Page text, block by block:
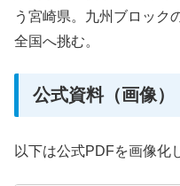
う宮崎県。九州ブロック
全国へ挑む。
公式資料（画像）
以下は公式PDFを画像化